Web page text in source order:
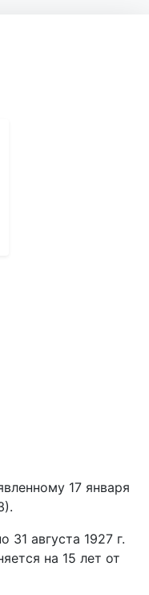
17 января
31 августа 1927 г.
на 15 лет от